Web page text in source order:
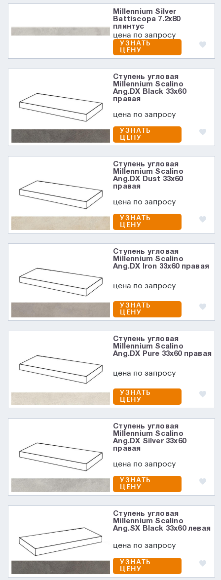
Millennium Silver
Battiscopa 7.2х80
плинтус
цена по запросу
УЗНАТЬ
ЦЕНУ
Ступень угловая
Millennium Scalino
Ang.DX Black 33x60
правая
цена по запросу
УЗНАТЬ
ЦЕНУ
Ступень угловая
Millennium Scalino
Ang.DX Dust 33x60
правая
цена по запросу
УЗНАТЬ
ЦЕНУ
Ступень угловая
Millennium Scalino
Ang.DX Iron 33x60 правая
цена по запросу
УЗНАТЬ
ЦЕНУ
Ступень угловая
Millennium Scalino
Ang.DX Pure 33x60 правая
цена по запросу
УЗНАТЬ
ЦЕНУ
Ступень угловая
Millennium Scalino
Ang.DX Silver 33x60
правая
цена по запросу
УЗНАТЬ
ЦЕНУ
Ступень угловая
Millennium Scalino
Ang.SX Black 33x60 левая
цена по запросу
УЗНАТЬ
ЦЕНУ